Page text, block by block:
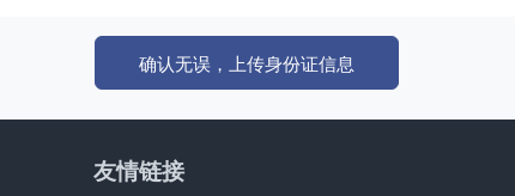
确认无误，上传身份证信息
友情链接